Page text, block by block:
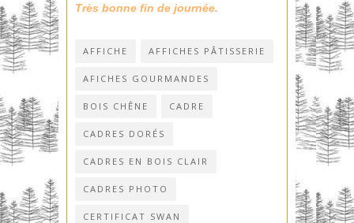
Très bonne fin de journée.
AFFICHE AFFICHES PÂTISSERIE
AFICHES GOURMANDES
BOIS CHÊNE CADRE
CADRES DORÉS
CADRES EN BOIS CLAIR
CADRES PHOTO
CERTIFICAT SWAN